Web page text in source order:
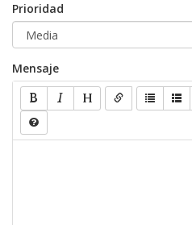
Prioridad
Mensaje